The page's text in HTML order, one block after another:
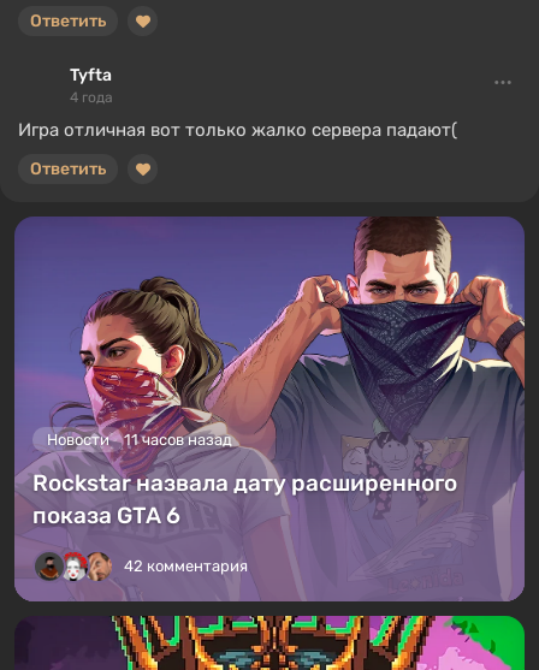
Ответить
Tyfta
4 года
Игра отличная вот только жалко сервера падают(
Ответить
Новости 11 часов назад
Rockstar назвала дату расширенного
показа GTA 6
42 комментария